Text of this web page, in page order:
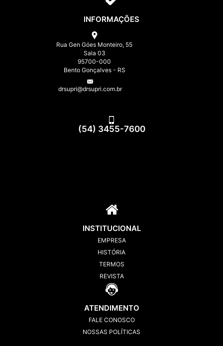
INFORMAÇÕES
Rua Gen Góes Monteiro, 55
Sala 03
95700-000
Bento Gonçalves - RS
drsupri@drsupri.com.br
(54) 3455-7600
INSTITUCIONAL
EMPRESA
HISTÓRIA
TERMOS
REVISTA
ATENDIMENTO
FALE CONOSCO
NOSSAS POLÍTICAS